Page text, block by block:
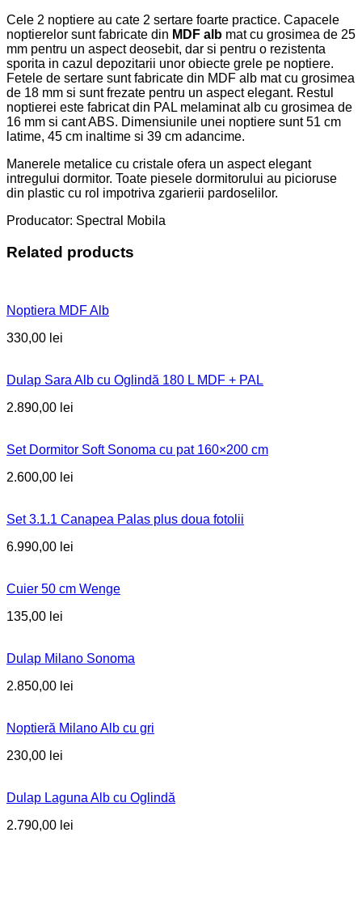
Cele 2 noptiere au cate 2 sertare foarte practice. Capacele
noptierelor sunt fabricate din MDF alb mat cu grosimea de 25
mm pentru un aspect deosebit, dar si pentru o rezistenta
sporita in cazul depozitarii unor obiecte grele pe noptiere.
Fetele de sertare sunt fabricate din MDF alb mat cu grosimea
de 18 mm si sunt frezate pentru un aspect elegant. Restul
noptierei este fabricat din PAL melaminat alb cu grosimea de
16 mm si cant ABS. Dimensiunile unei noptiere sunt 51 cm
latime, 45 cm inaltime si 39 cm adancime.
Manerele metalice cu cristale ofera un aspect elegant
intregului dormitor. Toate piesele dormitorului au picioruse
din plastic cu rol impotriva zgarierii pardoselilor.
Producator: Spectral Mobila
Related products
Noptiera MDF Alb
330,00 lei
Dulap Sara Alb cu Oglindă 180 L MDF + PAL
2.890,00 lei
Set Dormitor Soft Sonoma cu pat 160×200 cm
2.600,00 lei
Set 3.1.1 Canapea Palas plus doua fotolii
6.990,00 lei
Cuier 50 cm Wenge
135,00 lei
Dulap Milano Sonoma
2.850,00 lei
Noptieră Milano Alb cu gri
230,00 lei
Dulap Laguna Alb cu Oglindă
2.790,00 lei